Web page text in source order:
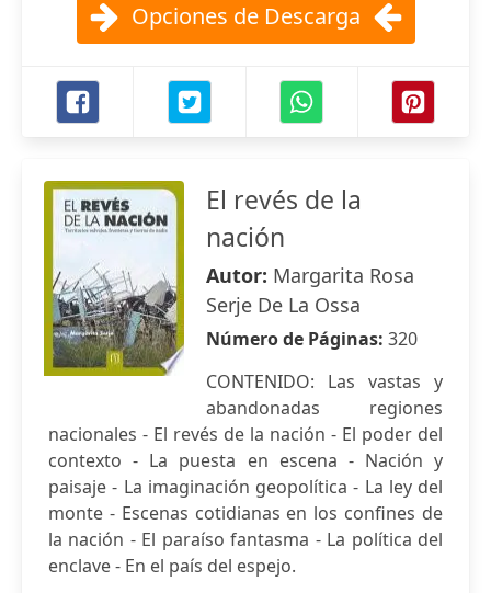
Opciones de Descarga
El revés de la
nación
Autor: Margarita Rosa
Serje De La Ossa
Número de Páginas: 320
CONTENIDO: Las vastas y
abandonadas regiones
nacionales - El revés de la nación - El poder del
contexto - La puesta en escena - Nación y
paisaje - La imaginación geopolítica - La ley del
monte - Escenas cotidianas en los confines de
la nación - El paraíso fantasma - La política del
enclave - En el país del espejo.